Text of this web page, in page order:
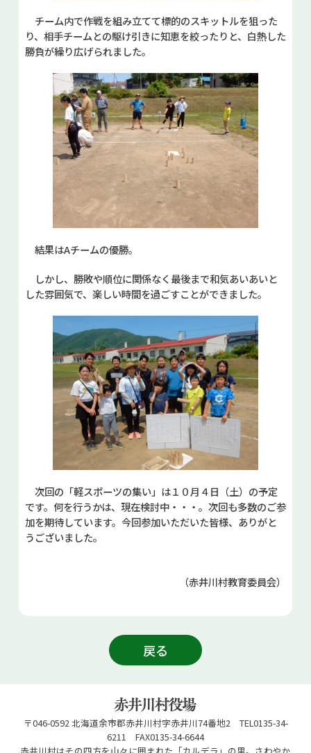
チーム内で作戦を組み立てて標的のスキットルを狙った
り、相手チームとの駆け引きに知恵を絞ったりと、白熱した
勝負が繰り広げられました。
結果はAチームの優勝。
しかし、勝敗や順位に関係なく最後まで和気あいあいと
した雰囲気で、楽しい時間を過ごすことができました。
次回の「軽スポーツの集い」は１０月４日（土）の予定
です。何を行うかは、現在検討中・・・。次回も多数のご参
加を期待しています。今回参加いただいた皆様、ありがと
うございました。
（赤井川村教育委員会）
戻る
〒046-0592 北海道余市郡赤井川村字赤井川74番地2 TEL0135-34-
6211 FAX0135-34-6644
赤井川村はその四方を山々に囲まれた「カルデラ」の里。さわやか